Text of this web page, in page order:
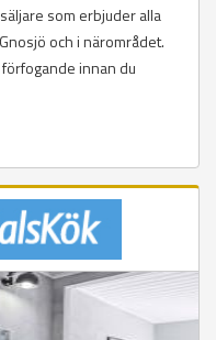
som erbjuder alla
och i närområdet.
innan du